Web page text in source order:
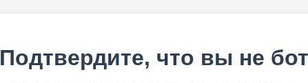
Подтвердите, что вы не бот